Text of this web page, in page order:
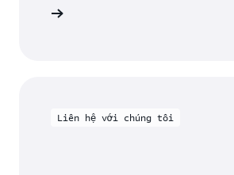
Liên hệ với chúng tôi